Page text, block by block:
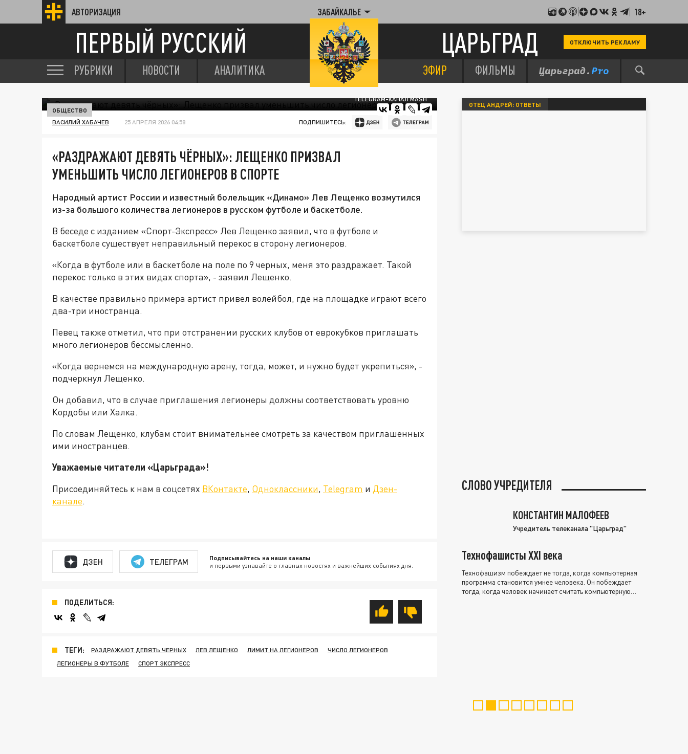
АВТОРИЗАЦИЯ ЗАБАЙКАЛЬЕ 18+
ПЕРВЫЙ РУССКИЙ ЦАРЬГРАД ОТКЛЮЧИТЬ РЕКЛАМУ
РУБРИКИ НОВОСТИ АНАЛИТИКА ЭФИР ФИЛЬМЫ
TELEGRAM-КАНАЛ MASH
ОБЩЕСТВО
ВАСИЛИЙ ХАБАЧЕВ 25 АПРЕЛЯ 2026 04:58 ПОДПИШИТЕСЬ:
«РАЗДРАЖАЮТ ДЕВЯТЬ ЧЁРНЫХ»: ЛЕЩЕНКО ПРИЗВАЛ
УМЕНЬШИТЬ ЧИСЛО ЛЕГИОНЕРОВ В СПОРТЕ
Народный артист России и известный болельщик «Динамо» Лев Лещенко возмутился
из-за большого количества легионеров в русском футболе и баскетболе.
В беседе с изданием «Спорт-Экспресс» Лев Лещенко заявил, что в футболе и
баскетболе существует неправильный перекос в сторону легионеров.
«Когда в футболе или в баскетболе на поле по 9 черных, меня это раздражает. Такой
перекос только в этих видах спорта», - заявил Лещенко.
В качестве правильно примера артист привел волейбол, где на площадке играют всего
два-три иностранца.
Певец также отметил, что при отстранении русских клубов от еврокубков приглашать
много легионеров бессмысленно.
«Когда вернемся на международную арену, тогда, может, и нужно будет укрепиться», -
подчеркнул Лещенко.
Он добавил, что в случае приглашения легионеры должны соответствовать уровню
Кордобы или Халка.
По словам Лещенко, клубам стоит внимательнее смотреть за качеством приглашенных
ими иностранцев.
Уважаемые читатели «Царьграда»!
Присоединяйтесь к нам в соцсетях ВКонтакте, Одноклассники, Telegram и Дзен-
канале.
ДЗЕН ТЕЛЕГРАМ Подписывайтесь на наши каналы
и первыми узнавайте о главных новостях и важнейших событиях дня.
ПОДЕЛИТЬСЯ:
ТЕГИ: РАЗДРАЖАЮТ ДЕВЯТЬ ЧЕРНЫХ ЛЕВ ЛЕЩЕНКО ЛИМИТ НА ЛЕГИОНЕРОВ
ЧИСЛО ЛЕГИОНЕРОВ
ЛЕГИОНЕРЫ В ФУТБОЛЕ
СПОРТ ЭКСПРЕСС
ОТЕЦ АНДРЕЙ: ОТВЕТЫ
СЛОВО УЧРЕДИТЕЛЯ
КОНСТАНТИН МАЛОФЕЕВ
Учредитель телеканала "Царьград"
Технофашисты XXI века
Технофашизм побеждает не тогда, когда компьютерная
программа становится умнее человека. Он побеждает
тогда, когда человек начинает считать компьютерную